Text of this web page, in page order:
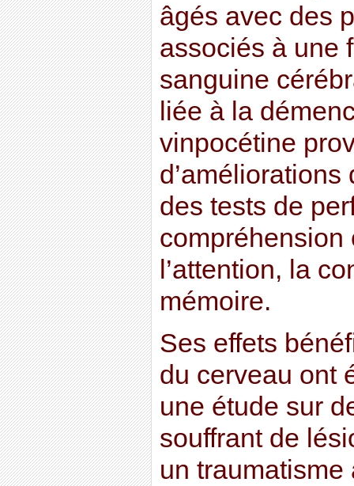
âgés avec des
associés à une
sanguine
liée à la
vinpocétine
d’améliorations
des tests de
compréhension
l’attention, la
mémoire.
Ses effets
du cerveau ont
une étude sur
souffrant de
un traumatisme